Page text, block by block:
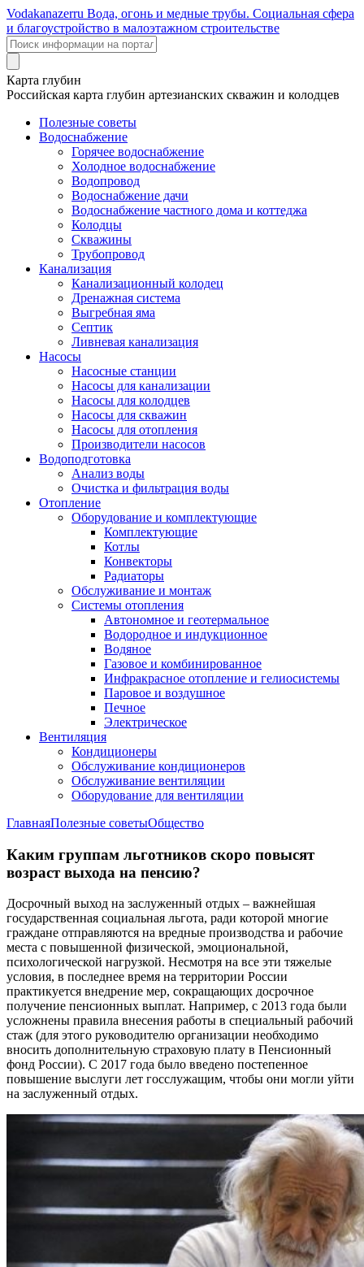
Vodakanazerru Вода, огонь и медные трубы. Социальная сфера
и благоустройство в малоэтажном строительстве
Карта глубин
Российская карта глубин артезианских скважин и колодцев
Полезные советы
Водоснабжение
Горячее водоснабжение
Холодное водоснабжение
Водопровод
Водоснабжение дачи
Водоснабжение частного дома и коттеджа
Колодцы
Скважины
Трубопровод
Канализация
Канализационный колодец
Дренажная система
Выгребная яма
Септик
Ливневая канализация
Насосы
Насосные станции
Насосы для канализации
Насосы для колодцев
Насосы для скважин
Насосы для отопления
Производители насосов
Водоподготовка
Анализ воды
Очистка и фильтрация воды
Отопление
Оборудование и комплектующие
Комплектующие
Котлы
Конвекторы
Радиаторы
Обслуживание и монтаж
Системы отопления
Автономное и геотермальное
Водородное и индукционное
Водяное
Газовое и комбинированное
Инфракрасное отопление и гелиосистемы
Паровое и воздушное
Печное
Электрическое
Вентиляция
Кондиционеры
Обслуживание кондиционеров
Обслуживание вентиляции
Оборудование для вентиляции
ГлавнаяПолезные советыОбщество
Каким группам льготников скоро повысят
возраст выхода на пенсию?
Досрочный выход на заслуженный отдых – важнейшая
государственная социальная льгота, ради которой многие
граждане отправляются на вредные производства и рабочие
места с повышенной физической, эмоциональной,
психологической нагрузкой. Несмотря на все эти тяжелые
условия, в последнее время на территории России
практикуется внедрение мер, сокращающих досрочное
получение пенсионных выплат. Например, с 2013 года были
усложнены правила внесения работы в специальный рабочий
стаж (для этого руководителю организации необходимо
вносить дополнительную страховую плату в Пенсионный
фонд России). С 2017 года было введено постепенное
повышение выслуги лет госслужащим, чтобы они могли уйти
на заслуженный отдых.